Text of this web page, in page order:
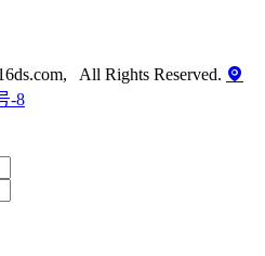
All Rights Reserved.
-8